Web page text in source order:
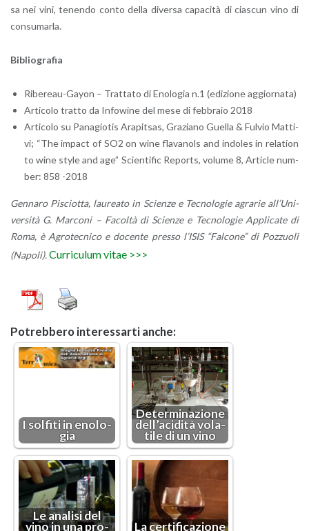
sa nei vini, te­nen­do conto della di­ver­sa ca­pa­ci­tà di cia­scun vino di
con­su­mar­la.
Bi­blio­gra­fia
Ri­be­reau-Gayon – Trat­ta­to di Eno­lo­gia n.1 (edi­zio­ne ag­gior­na­ta)
Ar­ti­co­lo trat­to da In­fo­wi­ne del mese di feb­bra­io 2018
Ar­ti­co­lo su Pa­na­gio­tis Ara­pi­tsas, Gra­zia­no Guel­la & Ful­vio Mat­ti­
vi; “The im­pact of SO2 on wine fla­va­nols and in­do­les in re­la­tion
to wine style and age” Scien­ti­fic Re­ports, vo­lu­me 8, Ar­ti­cle num­
ber: 858 -2018
Gen­na­ro Pi­sciot­ta, lau­rea­to in Scien­ze e Tec­no­lo­gie agra­rie al­l’U­ni­
ver­si­tà G. Mar­co­ni – Fa­col­tà di Scien­ze e Tec­no­lo­gie Ap­pli­ca­te di
Roma, è Agro­tec­ni­co e do­cen­te pres­so l’I­SIS “Fal­co­ne” di Poz­zuo­li
(Na­po­li).Cur­ri­cu­lum vitae >>>
Po­treb­be­ro in­te­res­sar­ti anche:
I sol­fi­ti in eno­lo­
gia
De­ter­mi­na­zio­ne
del­l’a­ci­di­tà vo­la­
ti­le di un vino
Le ana­li­si del
vino in una pro­ La cer­ti­fi­ca­zio­ne